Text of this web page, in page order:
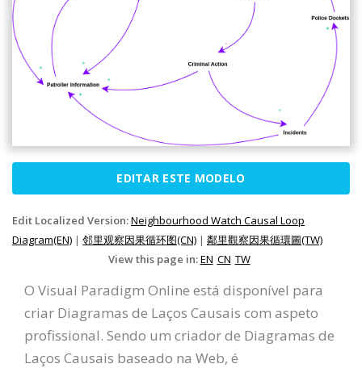
EDITAR ESTE MODELO
Edit Localized Version:Neighbourhood Watch Causal Loop
Diagram(EN) | 邻里观察因果循环图(CN) | 鄰里觀察因果循環圖(TW)
View this page in:EN CN TW
O Visual Paradigm Online está disponível para
criar Diagramas de Laços Causais com aspeto
profissional. Sendo um criador de Diagramas de
Laços Causais baseado na Web, é